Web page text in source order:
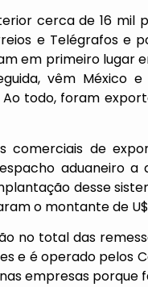
cerca de 16 mil
e Telégrafos e
em primeiro
vêm México
todo, foram
comerciais de
aduaneiro
desse
o montante de U$
no total das
e é operado pelos
empresas porque